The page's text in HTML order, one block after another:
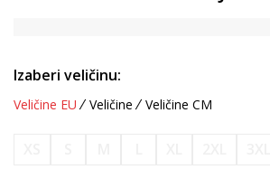
Izaberi veličinu:
Veličine EU Veličine Veličine CM